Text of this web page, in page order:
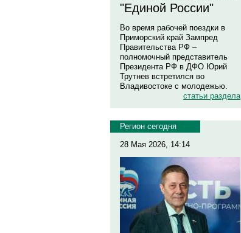
"Единой России"
Во время рабочей поездки в
Приморский край Зампред
Правительства РФ –
полномочный представитель
Президента РФ в ДФО Юрий
Трутнев встретился во
Владивостоке с молодежью.
статьи раздела
Регион сегодня
28 Мая 2026, 14:14